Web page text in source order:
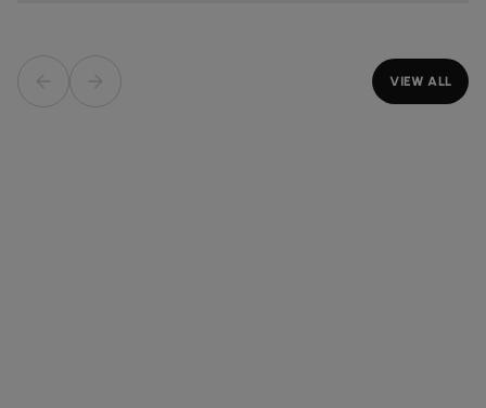
VIEW ALL